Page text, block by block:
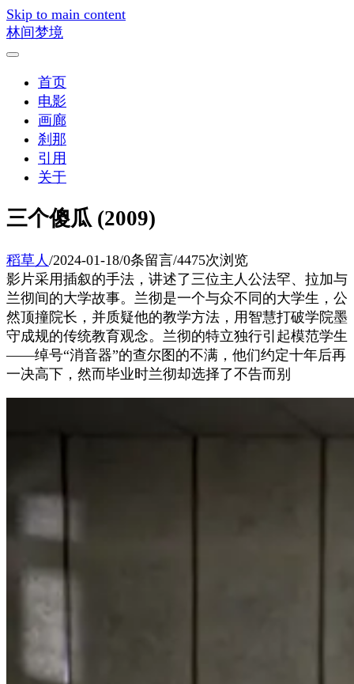
Skip to main content
林间梦境
首页
电影
画廊
刹那
引用
关于
三个傻瓜 (2009)
稻草人 /2024-01-18/0条留言/4475次浏览
影片采用插叙的手法，讲述了三位主人公法罕、拉加与
兰彻间的大学故事。兰彻是一个与众不同的大学生，公
然顶撞院长，并质疑他的教学方法，用智慧打破学院墨
守成规的传统教育观念。兰彻的特立独行引起模范学生
——绰号“消音器”的查尔图的不满，他们约定十年后再
一决高下，然而毕业时兰彻却选择了不告而别